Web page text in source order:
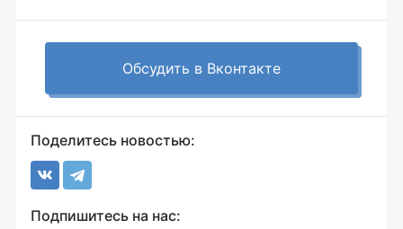
Обсудить в Вконтакте
Поделитесь новостью:
Подпишитесь на нас: